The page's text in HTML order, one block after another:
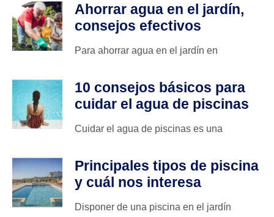
Ahorrar agua en el jardín,
consejos efectivos
Para ahorrar agua en el jardín en
10 consejos básicos para
cuidar el agua de piscinas
Cuidar el agua de piscinas es una
Principales tipos de piscina
y cuál nos interesa
Disponer de una piscina en el jardín